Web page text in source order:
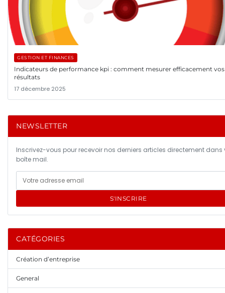
GESTION ET FINANCES
Indicateurs de performance kpi : comment mesurer efficacement vos
résultats
17 décembre 2025
NEWSLETTER
Inscrivez-vous pour recevoir nos derniers articles directement dans
boîte mail.
S'INSCRIRE
CATÉGORIES
Création d’entreprise
General